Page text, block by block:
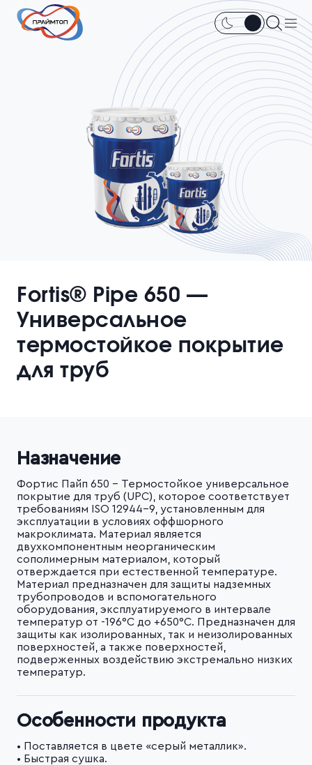
Fortis® Pipe 650 —
Универсальное
термостойкое покрытие
для труб
Назначение
Фортис Пайп 650 - Термостойкое универсальное
покрытие для труб (UPC), которое соответствует
требованиям ISO 12944-9, установленным для
эксплуатации в условиях оффшорного
макроклимата. Материал является
двухкомпонентным неорганическим
сополимерным материалом, который
отверждается при естественной температуре.
Материал предназначен для защиты надземных
трубопроводов и вспомогательного
оборудования, эксплуатируемого в интервале
температур от -196°С до +650°С. Предназначен для
защиты как изолированных, так и неизолированных
поверхностей, а также поверхностей,
подверженных воздействию экстремально низких
температур.
Особенности продукта
• Поставляется в цвете «серый металлик».
• Быстрая сушка.